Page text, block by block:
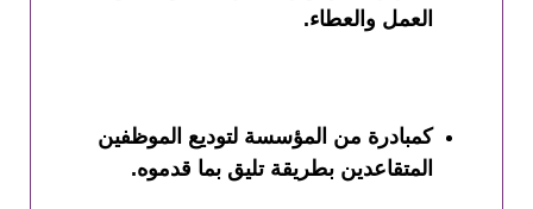
العمل والعطاء.
كمبادرة من المؤسسة لتوديع الموظفين
المتقاعدين بطريقة تليق بما قدموه.